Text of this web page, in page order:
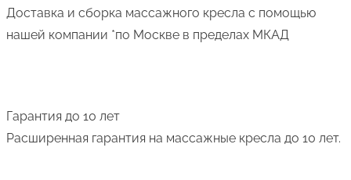
Доставка и сборка массажного кресла с помощью
нашей компании *по Москве в пределах МКАД
Гарантия до 10 лет
Расширенная гарантия на массажные кресла до 10 лет.